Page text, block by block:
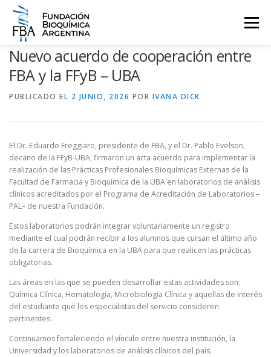
Saltar
contenido
Menú
QUIENES SOMOS EVENTOS
Nuevo acuerdo de cooperación entre
FBA y la FFyB – UBA
PUBLICADO EL 2 JUNIO, 2026 POR IVANA DICK
El Dr. Eduardo Freggiaro, presidente de FBA, y el Dr. Pablo Evelson,
decano de la FFyB-UBA, firmaron un acta acuerdo para implementar la
realización de las Prácticas Profesionales Bioquímicas Externas de la
Facultad de Farmacia y Bioquímica de la UBA en laboratorios de análisis
clínicos acreditados por el Programa de Acreditación de Laboratorios –
PAL– de nuestra Fundación.
Estos laboratorios podrán integrar voluntariamente un registro
mediante el cual podrán recibir a los alumnos que cursan el último año
de la carrera de Bioquímica en la UBA para que realicen las prácticas
obligatorias.
Las áreas en las que se pueden desarrollar estas actividades son:
Química Clínica, Hematología, Microbiología Clínica y aquellas de interés
del estudiante que los especialistas del servicio consideren
pertinentes.
Continuamos fortaleciendo el vínculo entre nuestra institución, la
Universidad y los laboratorios de análisis clínicos del país.